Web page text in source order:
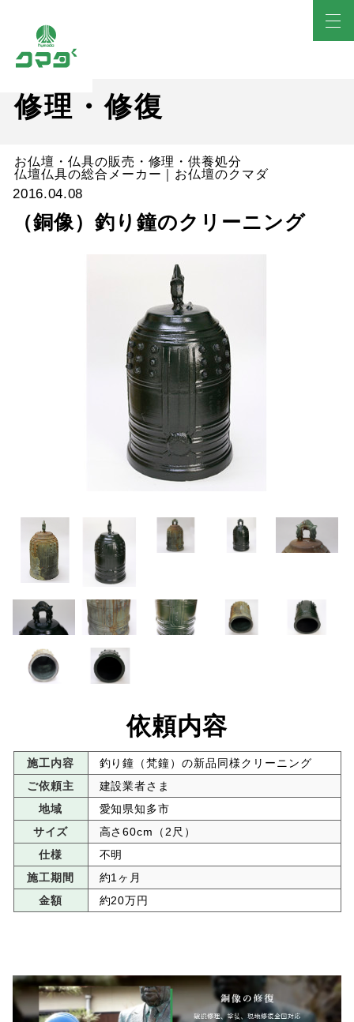
修理・修復
お仏壇・仏具の販売・修理・供養処分
仏壇仏具の総合メーカー｜お仏壇のクマダ
2016.04.08
（銅像）釣り鐘のクリーニング
依頼内容
施工内容
釣り鐘（梵鐘）の新品同様クリーニング
ご依頼主
建設業者さま
地域
愛知県知多市
サイズ
高さ60cm（2尺）
仕様
不明
施工期間
約1ヶ月
金額
約20万円